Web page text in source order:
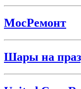
МосРемонт
Шары на